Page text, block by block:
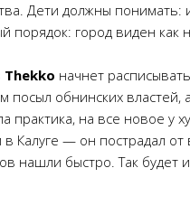
Дети должны понимать:
порядок: город виден как
Thekko начнет расписывать
обнинских властей,
практика, на все новое у
Калуге — он пострадал от
нашли быстро. Так будет